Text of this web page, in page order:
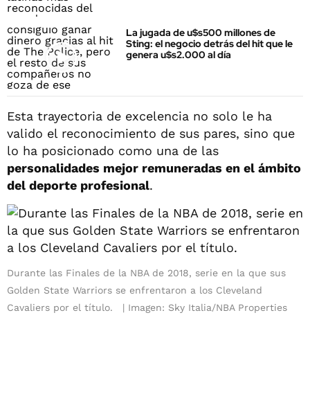
La jugada de u$s500 millones de
Sting: el negocio detrás del hit que le
genera u$s2.000 al día
Esta trayectoria de excelencia no solo le ha
valido el reconocimiento de sus pares, sino que
lo ha posicionado como una de las
personalidades mejor remuneradas en el ámbito
del deporte profesional.
Durante las Finales de la NBA de 2018, serie en la que sus
Golden State Warriors se enfrentaron a los Cleveland
Cavaliers por el título.
Imagen: Sky Italia/NBA Properties